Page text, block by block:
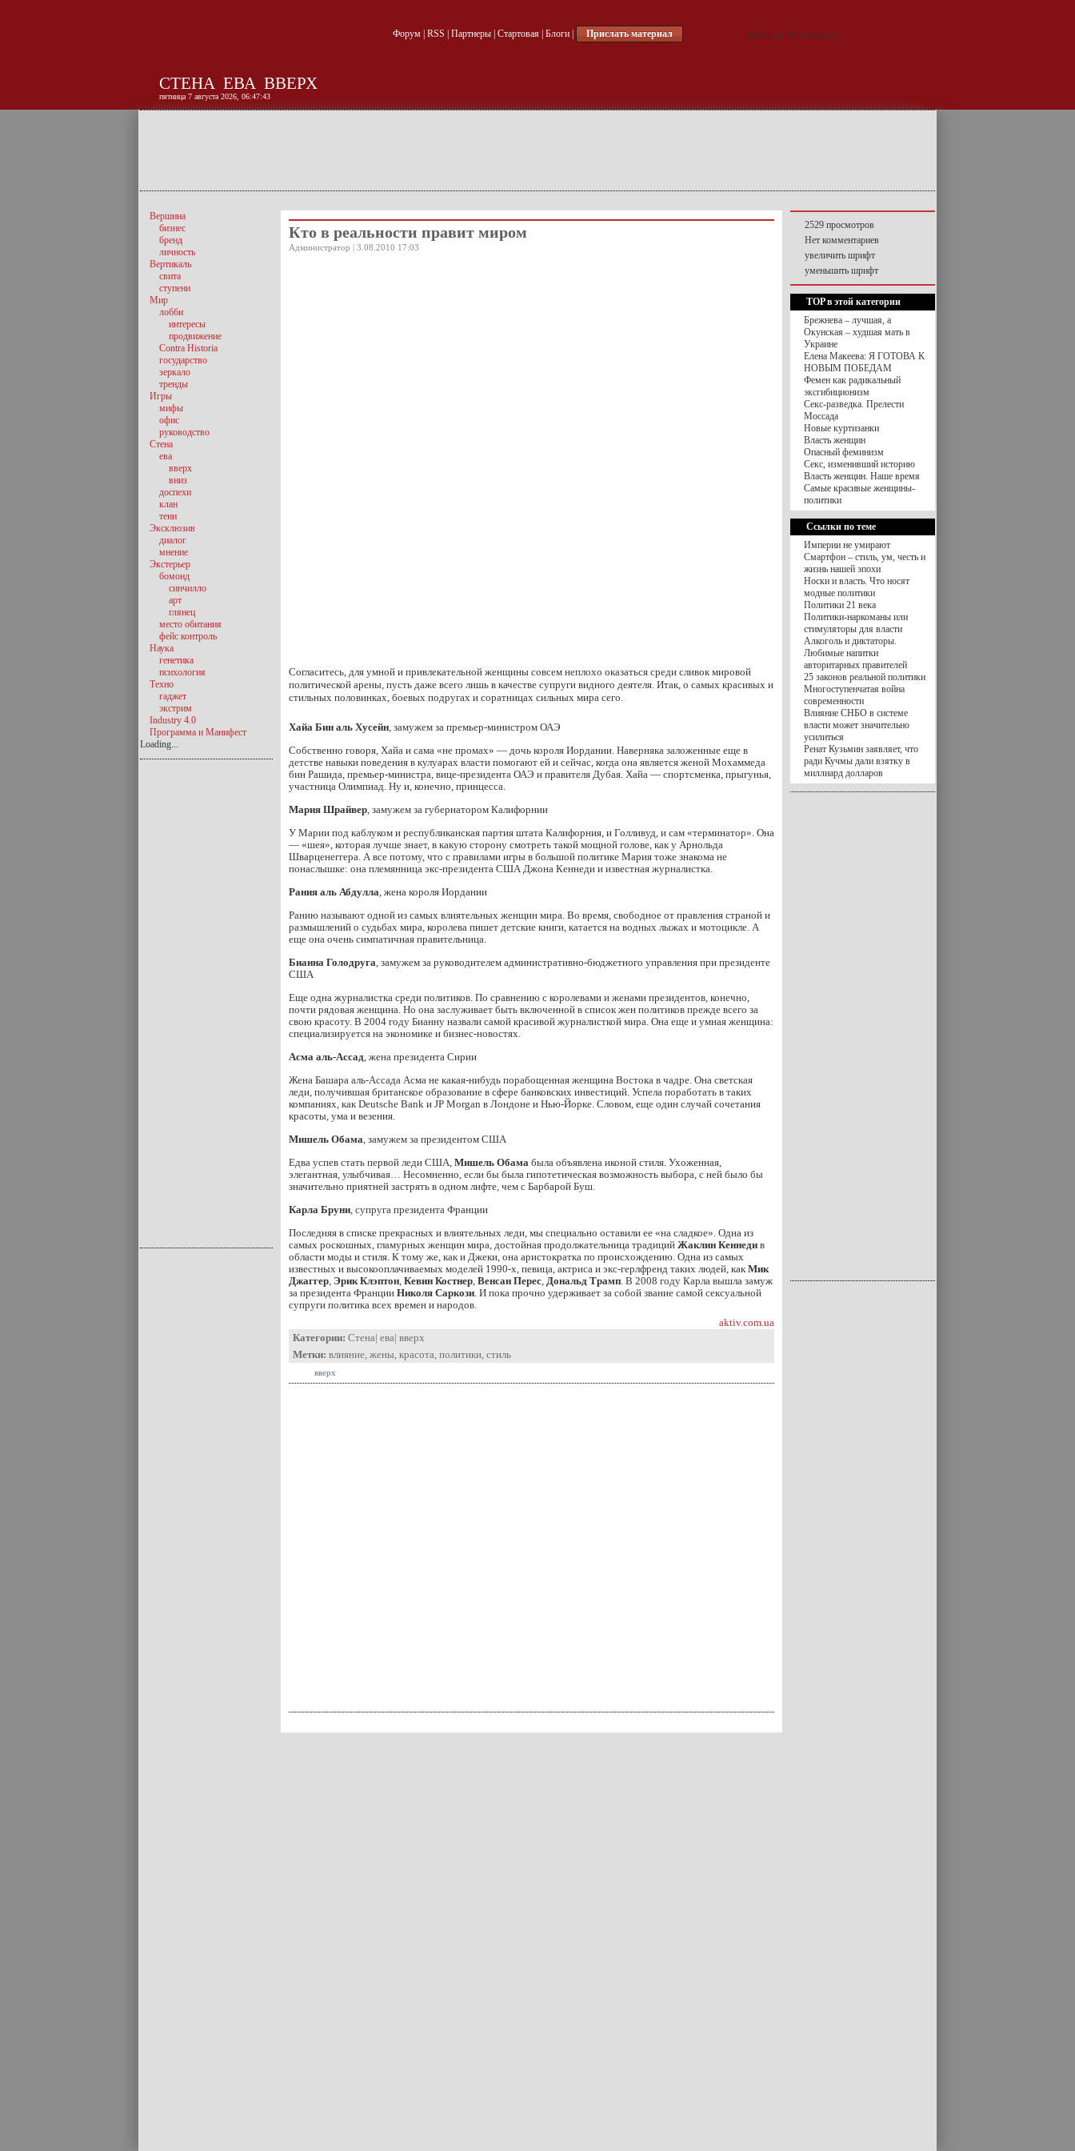
Форум| RSS Партнеры| Стартовая| Блоги| Прислать материал
СТЕНА ЕВА ВВЕРХ
пятница 7 августа 2026, 06:47:44
Кто в реальности правит миром
Администратор | 3.08.2010 17:03
Согласитесь, для умной и привлекательной женщины совсем неплохо оказаться среди сливок мировой
политической арены, пусть даже всего лишь в качестве супруги видного деятеля. Итак, о самых красивых и
стильных половинках, боевых подругах и соратницах сильных мира сего.
Хайа Бин аль Хусейн, замужем за премьер-министром ОАЭ
Собственно говоря, Хайа и сама «не промах» — дочь короля Иордании. Наверняка заложенные еще в
детстве навыки поведения в кулуарах власти помогают ей и сейчас, когда она является женой Мохаммеда
бин Рашида, премьер-министра, вице-президента ОАЭ и правителя Дубая. Хайа — спортсменка, прыгунья,
участница Олимпиад. Ну и, конечно, принцесса.
Мария Шрайвер, замужем за губернатором Калифорнии
У Марии под каблуком и республиканская партия штата Калифорния, и Голливуд, и сам «терминатор». Она
— «шея», которая лучше знает, в какую сторону смотреть такой мощной голове, как у Арнольда
Шварценеггера. А все потому, что с правилами игры в большой политике Мария тоже знакома не
понаслышке: она племянница экс-президента США Джона Кеннеди и известная журналистка.
Рания аль Абдулла, жена короля Иордании
Ранию называют одной из самых влиятельных женщин мира. Во время, свободное от правления страной и
размышлений о судьбах мира, королева пишет детские книги, катается на водных лыжах и мотоцикле. А
еще она очень симпатичная правительница.
Бианна Голодруга, замужем за руководителем административно-бюджетного управления при президенте
США
Еще одна журналистка среди политиков. По сравнению с королевами и женами президентов, конечно,
почти рядовая женщина. Но она заслуживает быть включенной в список жен политиков прежде всего за
свою красоту. В 2004 году Бианну назвали самой красивой журналисткой мира. Она еще и умная женщина:
специализируется на экономике и бизнес-новостях.
Асма аль-Ассад, жена президента Сирии
Жена Башара аль-Ассада Асма не какая-нибудь порабощенная женщина Востока в чадре. Она светская
леди, получившая британское образование в сфере банковских инвестиций. Успела поработать в таких
компаниях, как Deutsche Bank и JP Morgan в Лондоне и Нью-Йорке. Словом, еще один случай сочетания
красоты, ума и везения.
Мишель Обама, замужем за президентом США
Едва успев стать первой леди США, Мишель Обама была объявлена иконой стиля. Ухоженная,
элегантная, улыбчивая… Несомненно, если бы была гипотетическая возможность выбора, с ней было бы
значительно приятней застрять в одном лифте, чем с Барбарой Буш.
Карла Бруни, супруга президента Франции
Последняя в списке прекрасных и влиятельных леди, мы специально оставили ее «на сладкое». Одна из
самых роскошных, гламурных женщин мира, достойная продолжательница традиций Жаклин Кеннеди в
области моды и стиля. К тому же, как и Джеки, она аристократка по происхождению. Одна из самых
известных и высокооплачиваемых моделей 1990-х, певица, актриса и экс-герлфренд таких людей, какМик
Джаггер, Эрик Клэптон, Кевин Костнер, Венсан Перес, Дональд Трамп. В 2008 году Карла вышла замуж
за президента Франции Николя Саркози. И пока прочно удерживает за собой звание самой сексуальной
супруги политика всех времен и народов.
aktiv.com.ua
Категории: Стена| ева| вверх
Метки: влияние, жены, красота, политики, стиль
вверх
Вершина
бизнес
бренд
личность
Вертикаль
свита
ступени
Мир
лобби
интересы
продвижение
Contra Historia
государство
зеркало
тренды
Игры
мифы
офис
руководство
Стена
ева
вверх
вниз
доспехи
клан
тени
Эксклюзив
диалог
мнение
Экстерьер
бомонд
синчилло
арт
глянец
место обитания
фейс контроль
Наука
генетика
психология
Техно
гаджет
экстрим
Industry 4.0
Программа и Манифест
Loading...
2529 просмотров
Нет комментариев
увеличить шрифт
уменьшить шрифт
TOP в этой категории
Брежнева – лучшая, а
Окунская – худшая мать в
Украине
Елена Макеева: Я ГОТОВА К
НОВЫМ ПОБЕДАМ
Фемен как радикальный
эксгибиционизм
Секс-разведка. Прелести
Моссада
Новые куртизанки
Власть женщин
Опасный феминизм
Секс, изменивший историю
Власть женщин. Наше время
Самые красивые женщины-
политики
Ссылки по теме
Империи не умирают
Смартфон – стиль, ум, честь и
жизнь нашей эпохи
Носки и власть. Что носят
модные политики
Политики 21 века
Политики-наркоманы или
стимуляторы для власти
Алкоголь и диктаторы.
Любимые напитки
авторитарных правителей
25 законов реальной политики
Многоступенчатая война
современности
Влияние СНБО в системе
власти может значительно
усилиться
Ренат Кузьмин заявляет, что
ради Кучмы дали взятку в
миллиард долларов